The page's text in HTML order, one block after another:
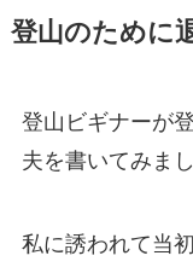
登山のために
登山ビギナーが
夫を書いてみま
私に誘われて当初